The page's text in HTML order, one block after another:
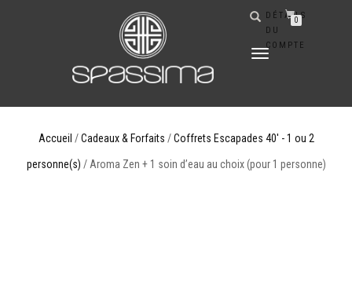
DÉPLIER
DÉTAILS
DU
COMPTE
0
Accueil /Cadeaux & Forfaits /Coffrets Escapades 40' - 1 ou 2
personne(s) / Aroma Zen + 1 soin d’eau au choix (pour 1 personne)